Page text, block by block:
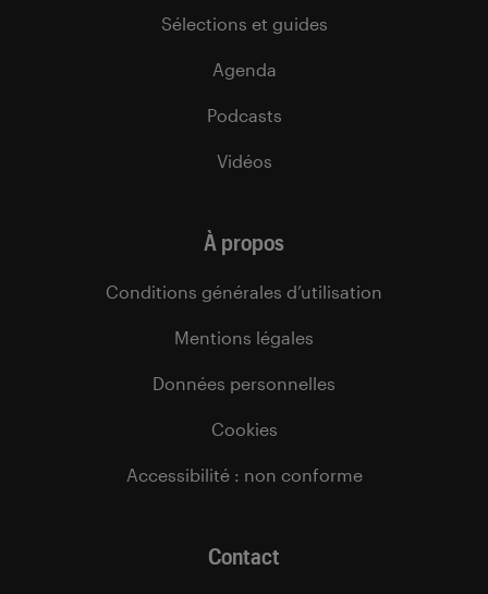
Sélections et guides
Agenda
Podcasts
Vidéos
À propos
Conditions générales d’utilisation
Mentions légales
Données personnelles
Cookies
Accessibilité : non conforme
Contact